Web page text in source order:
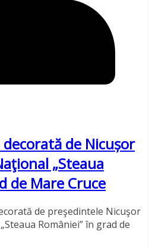
de Nicușor
„Steaua
de Mare Cruce
de preşedintele Nicuşor
României” în grad de